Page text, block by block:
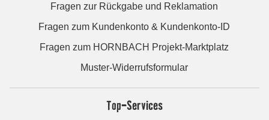
Fragen zur Rückgabe und Reklamation
Fragen zum Kundenkonto & Kundenkonto-ID
Fragen zum HORNBACH Projekt-Marktplatz
Muster-Widerrufsformular
Top-Services